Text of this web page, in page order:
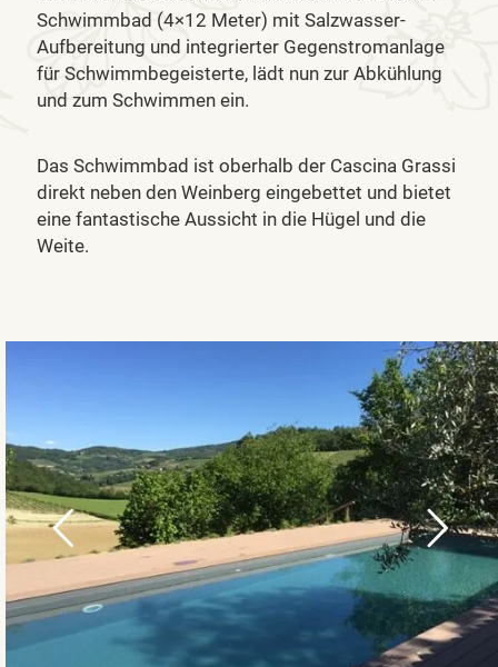
Schwimmbad (4×12 Meter) mit Salzwasser-
Aufbereitung und integrierter Gegenstromanlage
für Schwimmbegeisterte, lädt nun zur Abkühlung
und zum Schwimmen ein.
Das Schwimmbad ist oberhalb der Cascina Grassi
direkt neben den Weinberg eingebettet und bietet
eine fantastische Aussicht in die Hügel und die
Weite.